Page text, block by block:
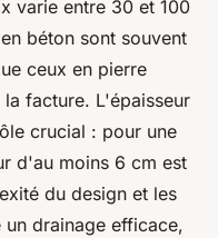
varie entre 30 et 100
béton sont souvent
ceux en pierre
facture. L'épaisseur
crucial : pour une
d'au moins 6 cm est
du design et les
drainage efficace,